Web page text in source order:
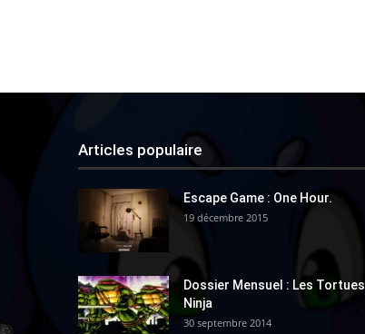
Articles populaire
Escape Game : One Hour.
19 décembre 2015
Dossier Mensuel : Les Tortues
Ninja
30 septembre 2014